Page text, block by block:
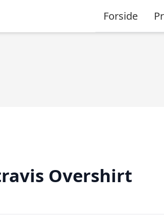
Forside
Overshirt